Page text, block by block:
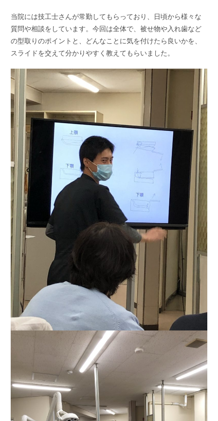
当院には技工士さんが常勤してもらっており、日頃から様々な
質問や相談をしています。今回は全体で、被せ物や入れ歯など
の型取りのポイントと、どんなことに気を付けたら良いかを、
スライドを交えて分かりやすく教えてもらいました。